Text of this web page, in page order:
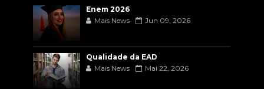
Enem 2026
Mais News
Jun 09, 2026
Qualidade da EAD
Mais News
Mai 22, 2026